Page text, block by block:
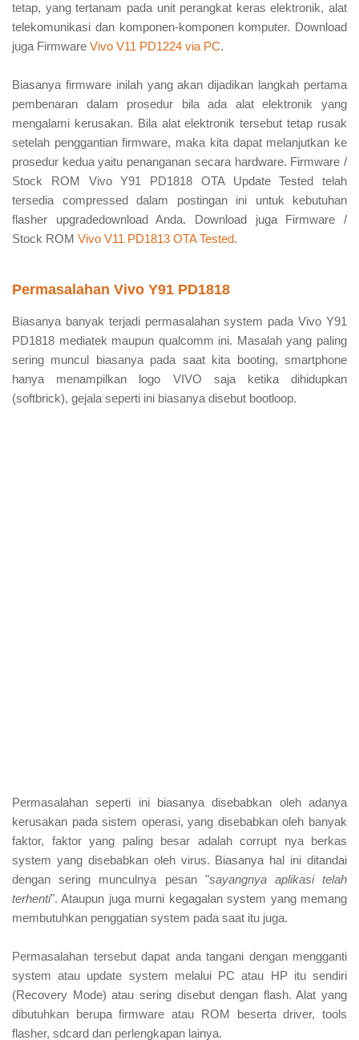
tetap, yang tertanam pada unit perangkat keras elektronik, alat
telekomunikasi dan komponen-komponen komputer. Download
juga Firmware Vivo V11 PD1224 via PC.
Biasanya firmware inilah yang akan dijadikan langkah pertama
pembenaran dalam prosedur bila ada alat elektronik yang
mengalami kerusakan. Bila alat elektronik tersebut tetap rusak
setelah penggantian firmware, maka kita dapat melanjutkan ke
prosedur kedua yaitu penanganan secara hardware. Firmware /
Stock ROM Vivo Y91 PD1818 OTA Update Tested telah
tersedia compressed dalam postingan ini untuk kebutuhan
flasher upgradedownload Anda. Download juga Firmware /
Stock ROM Vivo V11 PD1813 OTA Tested.
Permasalahan Vivo Y91 PD1818
Biasanya banyak terjadi permasalahan system pada Vivo Y91
PD1818 mediatek maupun qualcomm ini. Masalah yang paling
sering muncul biasanya pada saat kita booting, smartphone
hanya menampilkan logo VIVO saja ketika dihidupkan
(softbrick), gejala seperti ini biasanya disebut bootloop.
Permasalahan seperti ini biasanya disebabkan oleh adanya
kerusakan pada sistem operasi, yang disebabkan oleh banyak
faktor, faktor yang paling besar adalah corrupt nya berkas
system yang disebabkan oleh virus. Biasanya hal ini ditandai
dengan sering munculnya pesan "sayangnya aplikasi telah
terhenti". Ataupun juga murni kegagalan system yang memang
membutuhkan penggatian system pada saat itu juga.
Permasalahan tersebut dapat anda tangani dengan mengganti
system atau update system melalui PC atau HP itu sendiri
(Recovery Mode) atau sering disebut dengan flash. Alat yang
dibutuhkan berupa firmware atau ROM beserta driver, tools
flasher, sdcard dan perlengkapan lainya.